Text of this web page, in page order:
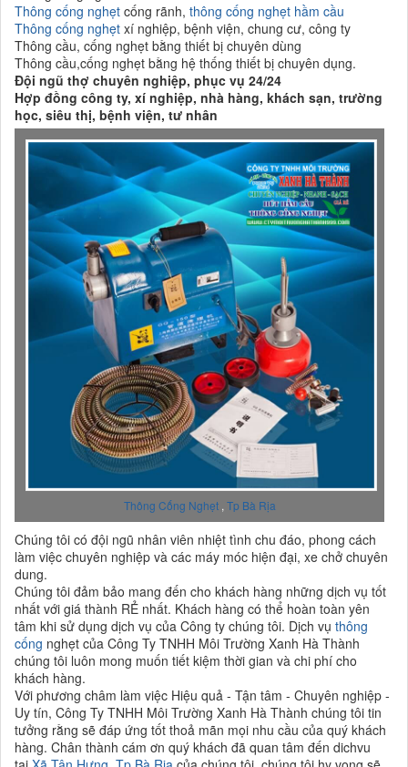
Thông cống nghẹt cống rãnh, thông cống nghẹt hầm cầu
Thông cống nghẹt xí nghiệp, bệnh viện, chung cư, công ty
Thông cầu, cống nghẹt bằng thiết bị chuyên dùng
Thông cầu,cống nghẹt bằng hệ thống thiết bị chuyên dụng.
Đội ngũ thợ chuyên nghiệp, phục vụ 24/24
Hợp đồng công ty, xí nghiệp, nhà hàng, khách sạn, trường
học, siêu thị, bệnh viện, tư nhân
Thông Cống Nghẹt, Tp Bà Rịa
Chúng tôi có đội ngũ nhân viên nhiệt tình chu đáo, phong cách
làm việc chuyên nghiệp và các máy móc hiện đại, xe chở chuyên
dung.
Chúng tôi đảm bảo mang đến cho khách hàng những dịch vụ tốt
nhất với giá thành RẺ nhất. Khách hàng có thể hoàn toàn yên
tâm khi sử dụng dịch vụ của Công ty chúng tôi. Dịch vụ thông
cống nghẹt của Công Ty TNHH Môi Trường Xanh Hà Thành
chúng tôi luôn mong muốn tiết kiệm thời gian và chi phí cho
khách hàng.
Với phương châm làm việc Hiệu quả - Tận tâm - Chuyên nghiệp -
Uy tín, Công Ty TNHH Môi Trường Xanh Hà Thành chúng tôi tin
tưởng rằng sẽ đáp ứng tốt thoả mãn mọi nhu cầu của quý khách
hàng. Chân thành cám ơn quý khách đã quan tâm đến dichvu